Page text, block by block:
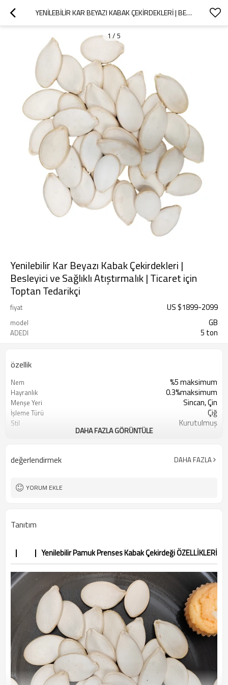
YENILEBILIR KAR BEYAZI KABAK ÇEKIRDEKLERI | BESLEYICI VE SAĞLIKLI ATIŞTIRMALIK | TICARET IÇIN TOPTAN TEDARIKÇI
1 / 5
Yenilebilir Kar Beyazı Kabak Çekirdekleri |
Besleyici ve Sağlıklı Atıştırmalık | Ticaret için
Toptan Tedarikçi
fiyat US $1899-2099
model GB
ADEDI 5 ton
özellik
Nem %5 maksimum
Hayranlık 0.3%maksimum
Menşe Yeri Sincan, Çin
İşleme Türü Çiğ
Stil Kurutulmuş
Sunshine Tarım Ürünleri Ltd. Şti.
Minimum Sipariş Adedi 5 ton
DAHA FAZLA GÖRÜNTÜLE
değerlendirmek DAHA FAZLA
YORUM EKLE
Tanıtım
Yenilebilir Pamuk Prenses Kabak Çekirdeği ÖZELLİKLERİ